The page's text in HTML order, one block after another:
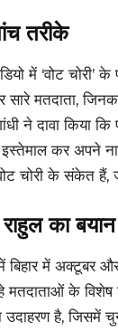
तरीके
में ‘वोट
सारे मतदाता,
ने दावा किया
कर अपने
चोरी के संकेत हैं,
का बयान
बिहार में अक्टूबर
मतदाताओं के
उदाहरण है, जिसमें